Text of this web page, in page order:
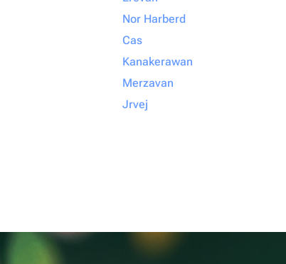
Nor Harberd
Cas
Kanakerawan
Merzavan
Jrvej